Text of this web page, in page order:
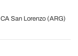
CA San Lorenzo (ARG)